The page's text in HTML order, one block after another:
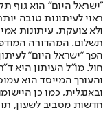
"ישראל היום" הוא גוף
ראוי לעיתונות טובה
ולא צועקת. עיתונות
הפך "ישראל היום"
חול. מו"ל העיתון היא
והעורך המייסד הוא
חדשות מסביב לשעון,